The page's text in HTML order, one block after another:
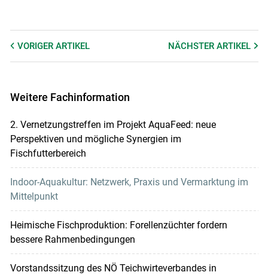
VORIGER ARTIKEL NÄCHSTERARTIKEL
Weitere Fachinformation
2. Vernetzungstreffen im Projekt AquaFeed: neue
Perspektiven und mögliche Synergien im
Fischfutterbereich
Indoor-Aquakultur: Netzwerk, Praxis und Vermarktung im
Mittelpunkt
Heimische Fischproduktion: Forellenzüchter fordern
bessere Rahmenbedingungen
Vorstandssitzung des NÖ Teichwirteverbandes in